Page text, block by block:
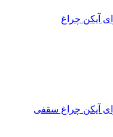
چراغ
چراغ سقفی